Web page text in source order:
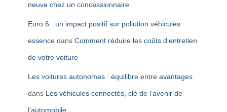
neuve chez un concessionnaire
Euro 6 : un impact positif sur pollution véhicules
essence dans Comment réduire les coûts d’entretien
de votre voiture
Les voitures autonomes : équilibre entre avantages
dans Les véhicules connectés, clé de l’avenir de
l’automobile